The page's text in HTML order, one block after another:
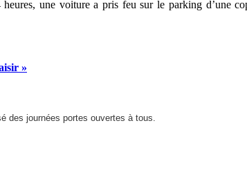
une voiture a pris feu sur le parking d’une
»
des journées portes ouvertes à tous.